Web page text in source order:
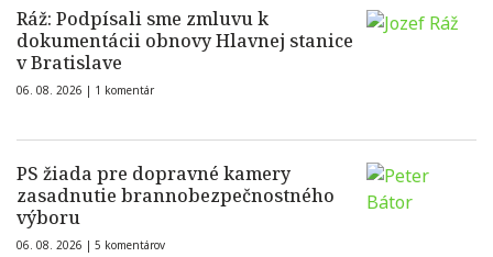
Ráž: Podpísali sme zmluvu k
dokumentácii obnovy Hlavnej stanice
v Bratislave
06. 08. 2026 | 1 komentár
PS žiada pre dopravné kamery
zasadnutie brannobezpečnostného
výboru
06. 08. 2026 | 5 komentárov